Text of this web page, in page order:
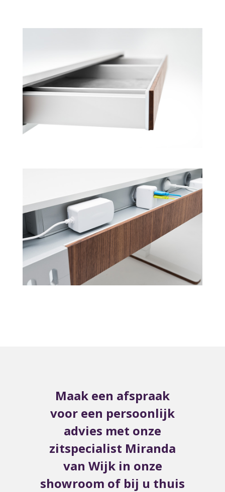
Maak een afspraak
voor een persoonlijk
advies met onze
zitspecialist Miranda
van Wijk in onze
showroom of bij u thuis